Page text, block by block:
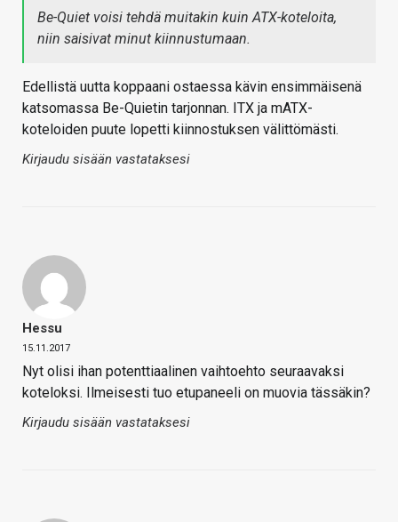
Be-Quiet voisi tehdä muitakin kuin ATX-koteloita,
niin saisivat minut kiinnustumaan.
Edellistä uutta koppaani ostaessa kävin ensimmäisenä
katsomassa Be-Quietin tarjonnan. ITX ja mATX-
koteloiden puute lopetti kiinnostuksen välittömästi.
Kirjaudu sisään vastataksesi
Hessu
15.11.2017
Nyt olisi ihan potenttiaalinen vaihtoehto seuraavaksi
koteloksi. Ilmeisesti tuo etupaneeli on muovia tässäkin?
Kirjaudu sisään vastataksesi